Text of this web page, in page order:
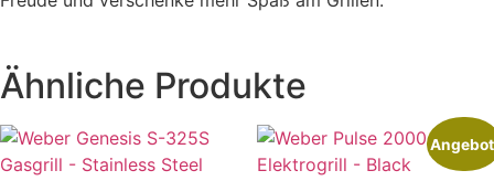
Ähnliche Produkte